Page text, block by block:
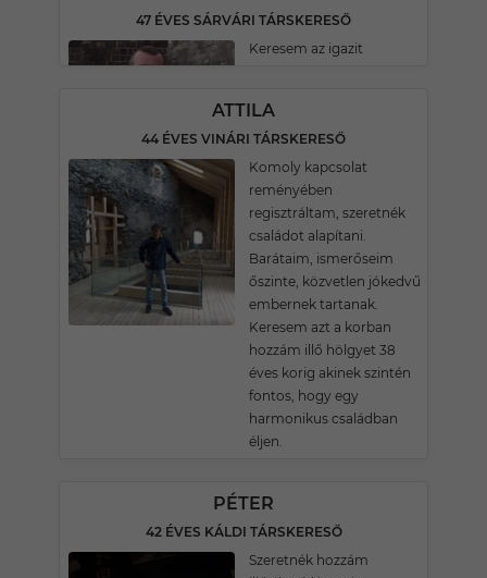
47 ÉVES SÁRVÁRI TÁRSKERESŐ
Keresem az igazit
ATTILA
44 ÉVES VINÁRI TÁRSKERESŐ
Komoly kapcsolat
reményében
regisztráltam, szeretnék
családot alapítani.
Barátaim, ismerőseim
őszinte, közvetlen jókedvű
embernek tartanak.
Keresem azt a korban
hozzám illő hölgyet 38
éves korig akinek szintén
fontos, hogy egy
harmonikus családban
éljen.
PÉTER
42 ÉVES KÁLDI TÁRSKERESŐ
Szeretnék hozzám